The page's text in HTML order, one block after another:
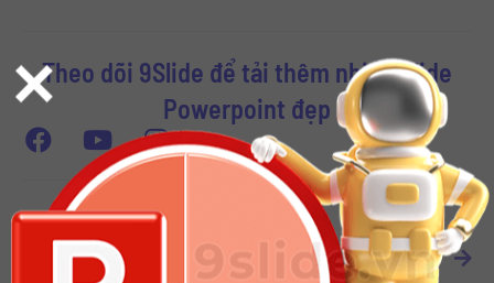
Theo dõi 9Slide để tải thêm nhiều Slide
Powerpoint đẹp
PREVIOUS
NEXT
Download Intro Happy New Year 2022 – Lunar New Year Slide Powerpoint Template
×